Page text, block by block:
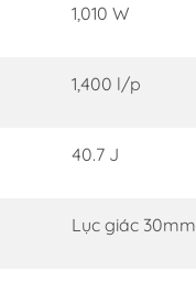
1,010 W
1,400 l/p
40.7 J
Lục giác 30mm